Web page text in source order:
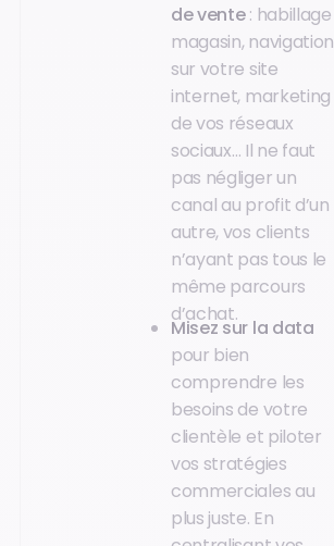
de vente: habillage
magasin, navigation
sur votre site
internet, marketing
de vos réseaux
sociaux… Il ne faut
pas négliger un
canal au profit d’un
autre, vos clients
n’ayant pas tous le
même parcours
d’achat.
Misez sur la data
pour bien
comprendre les
besoins de votre
clientèle et piloter
vos stratégies
commerciales au
plus juste. En